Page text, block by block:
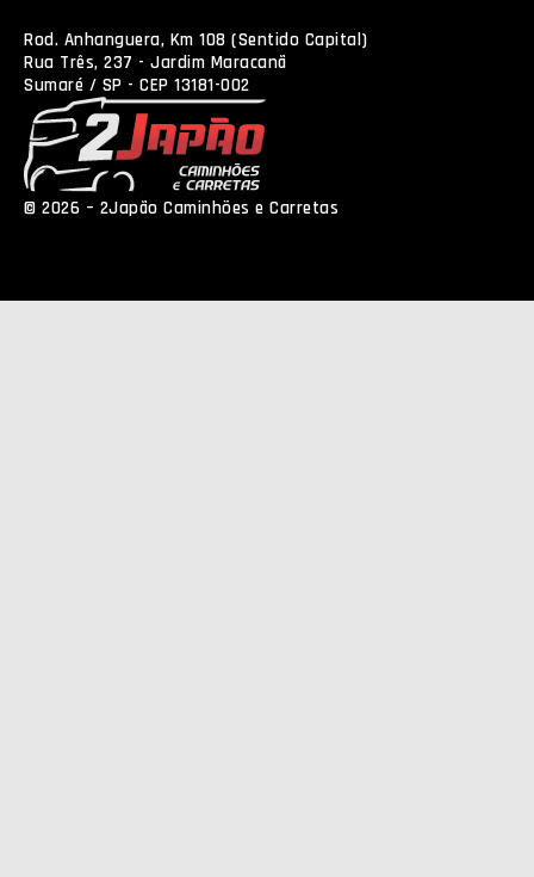
Rod. Anhanguera, Km 108 (Sentido Capital)
Rua Três, 237 - Jardim Maracanã
Sumaré / SP - CEP 13181-002
© 2026 – 2Japão Caminhões e Carretas